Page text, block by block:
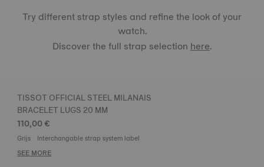
Try different strap styles and refine the look of your
watch.
Discover the full strap selectionhere.
TISSOT OFFICIAL STEEL MILANAIS
BRACELET LUGS 20 MM
110,00 €
Grijs Interchangable strap system label
SEE MORE